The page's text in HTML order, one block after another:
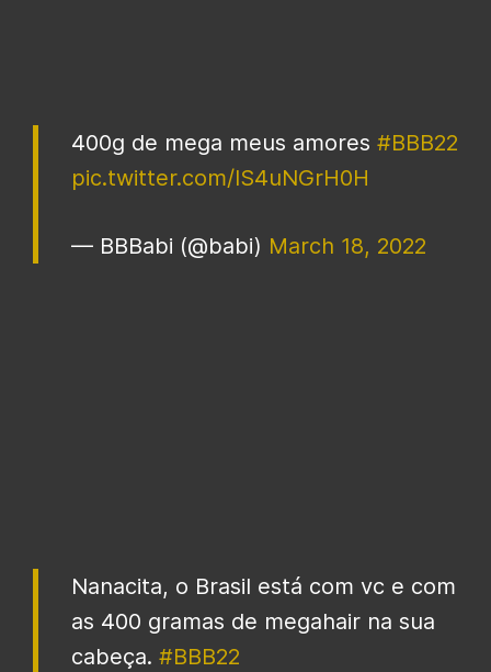
400g de mega meus amores #BBB22
pic.twitter.com/lS4uNGrH0H
— BBBabi (@babi) March 18, 2022
Nanacita, o Brasil está com vc e com
as 400 gramas de megahair na sua
cabeça. #BBB22